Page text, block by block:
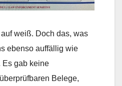
weiß. Doch das, was
ebenso auffällig wie
Es gab keine
Belege,